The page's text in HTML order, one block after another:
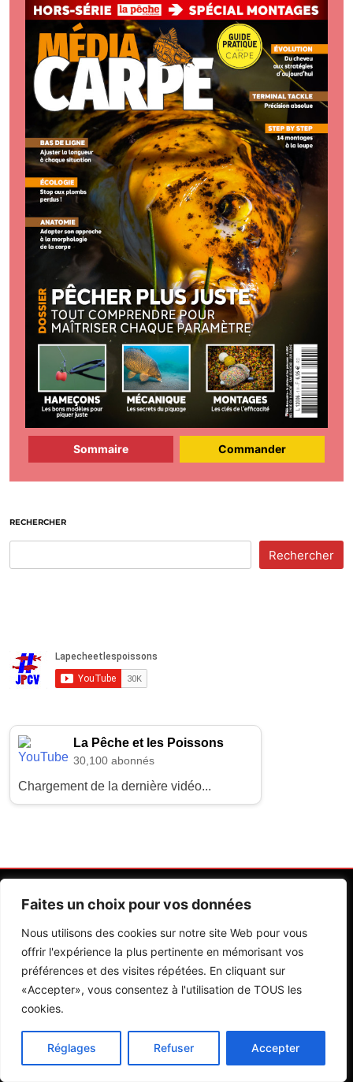
Faites un choix pour vos données
Nous utilisons des cookies sur notre site Web pour vous
offrir l'expérience la plus pertinente en mémorisant vos
préférences et des visites répétées. En cliquant sur
«Accepter», vous consentez à l'utilisation de TOUS les
cookies.
Réglages Refuser Accepter
Sommaire Commander
RECHERCHER
Rechercher
La Pêche et les Poissons
30,100 abonnés
Chargement de la dernière vidéo...
Contactez Nos Rédactions Mentions Légales